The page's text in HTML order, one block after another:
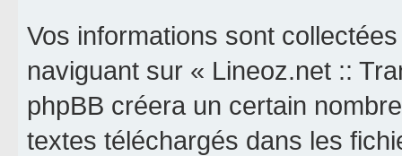
Vos informations sont
naviguant sur « Lineoz.net ::
phpBB créera un certain
textes téléchargés dans les